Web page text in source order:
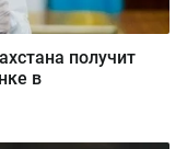
получит
в